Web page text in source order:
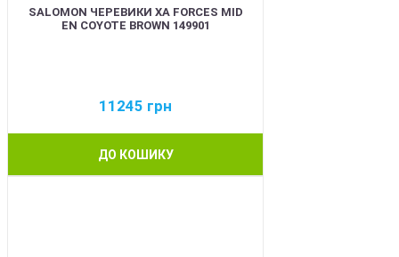
SALOMON ЧЕРЕВИКИ XA FORCES MID
EN COYOTE BROWN 149901
11245 грн
ДО КОШИКУ